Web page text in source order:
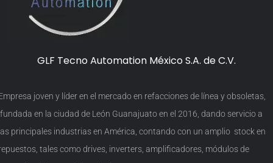
GLF Tecno Automation México S.A. de C.V.
joven y líder en el mercado en refacciones de línea y obsoletas,
en la ciudad de León Guanajuato en el 2016, dando servicio a
principales industrias en América, contando con un amplio stock en
tales como drives, inverters, amplificadores, módulos de